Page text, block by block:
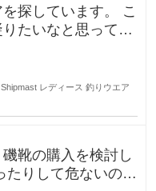
しています。 こ
たいなと思ってい
Shipmast レディース 釣りウエア
靴の購入を検討し
たりして危ないの